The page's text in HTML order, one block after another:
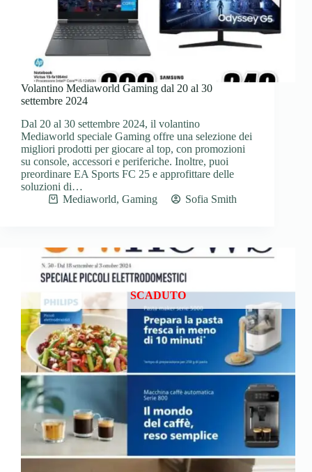
Volantino Mediaworld Gaming dal 20 al 30
settembre 2024
Dal 20 al 30 settembre 2024, il volantino
Mediaworld speciale Gaming offre una selezione dei
migliori prodotti per giocare al top, con promozioni
su console, accessori e periferiche. Inoltre, puoi
preordinare EA Sports FC 25 e approfittare delle
soluzioni di…
Mediaworld, Gaming Sofia Smith
SCADUTO